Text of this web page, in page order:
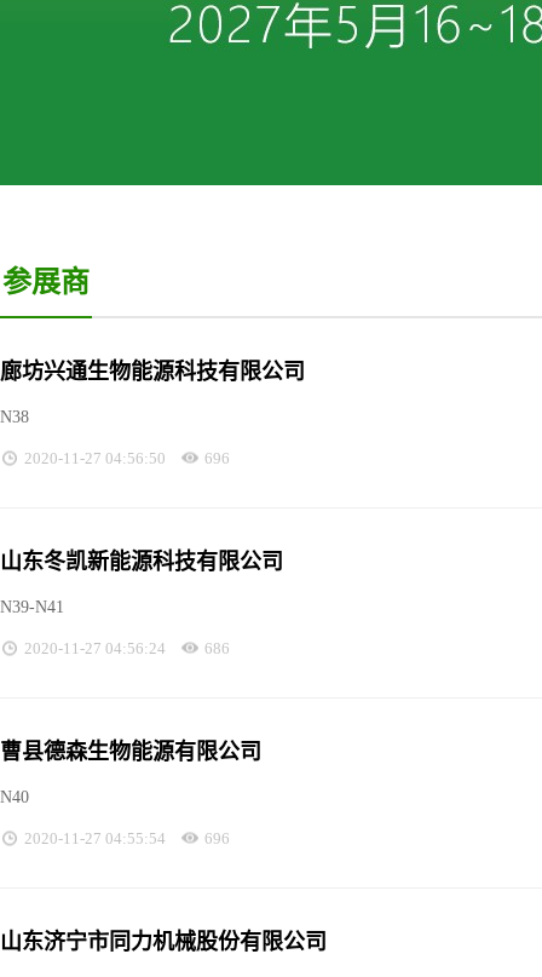
参展商
廊坊兴通生物能源科技有限公司
N38
2020-11-27 04:56:50 696
山东冬凯新能源科技有限公司
N39-N41
2020-11-27 04:56:24 686
曹县德森生物能源有限公司
N40
2020-11-27 04:55:54 696
山东济宁市同力机械股份有限公司